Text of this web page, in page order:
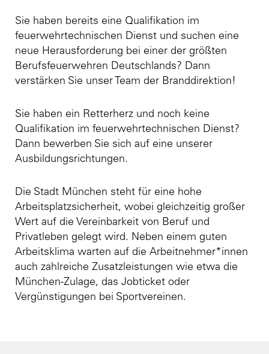
Sie haben bereits eine Qualifikation im
feuerwehrtechnischen Dienst und suchen eine
neue Herausforderung bei einer der größten
Berufsfeuerwehren Deutschlands? Dann
verstärken Sie unser Team der Branddirektion!
Sie haben ein Retterherz und noch keine
Qualifikation im feuerwehrtechnischen Dienst?
Dann bewerben Sie sich auf eine unserer
Ausbildungsrichtungen.
Die Stadt München steht für eine hohe
Arbeitsplatzsicherheit, wobei gleichzeitig großer
Wert auf die Vereinbarkeit von Beruf und
Privatleben gelegt wird. Neben einem guten
Arbeitsklima warten auf die Arbeitnehmer*innen
auch zahlreiche Zusatzleistungen wie etwa die
München-Zulage, das Jobticket oder
Vergünstigungen bei Sportvereinen.